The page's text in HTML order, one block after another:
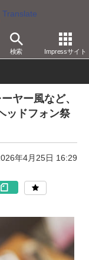
Translate
検索 Impressサイト
ヤー風など、
ッドフォン祭
年4月25日 16:29